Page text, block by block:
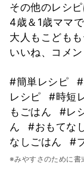
その他のレシ
4歳＆1歳ママ
大人もこども
いいね、コメ
#簡単レシピ
レシピ
#時短
もごはん
#レ
ん
#おもてな
なしごはん
#
※みやすさのために書